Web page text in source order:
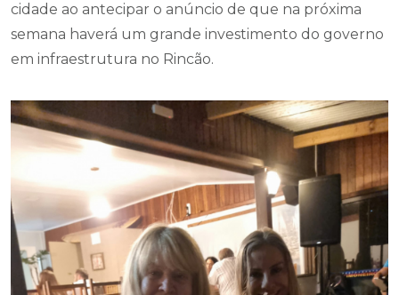
cidade ao antecipar o anúncio de que na próxima
semana haverá um grande investimento do governo
em infraestrutura no Rincão.